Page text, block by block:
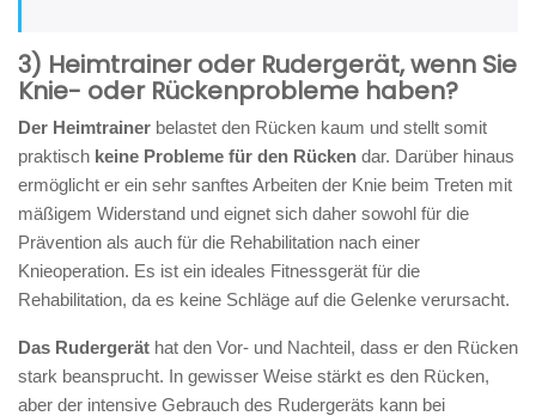
3) Heimtrainer oder Rudergerät, wenn Sie
Knie- oder Rückenprobleme haben?
Der Heimtrainer belastet den Rücken kaum und stellt somit
praktisch keine Probleme für den Rücken dar. Darüber hinaus
ermöglicht er ein sehr sanftes Arbeiten der Knie beim Treten mit
mäßigem Widerstand und eignet sich daher sowohl für die
Prävention als auch für die Rehabilitation nach einer
Knieoperation. Es ist ein ideales Fitnessgerät für die
Rehabilitation, da es keine Schläge auf die Gelenke verursacht.
Das Rudergerät hat den Vor- und Nachteil, dass er den Rücken
stark beansprucht. In gewisser Weise stärkt es den Rücken,
aber der intensive Gebrauch des Rudergeräts kann bei